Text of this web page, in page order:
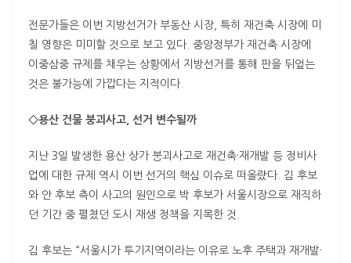
전문가들은 이번 지방선거가 부동산 시장, 특히 재건축 시장에 미
칠 영향은 미미할 것으로 보고 있다. 중앙정부가 재건축 시장에
이중삼중 규제를 채우는 상황에서 지방선거를 통해 판을 뒤엎는
것은 불가능에 가깝다는 지적이다.
◇용산 건물 붕괴사고, 선거 변수될까
지난 3일 발생한 용산 상가 붕괴사고로 재건축·재개발 등 정비사
업에 대한 규제 역시 이번 선거의 핵심 이슈로 떠올랐다. 김 후보
와 안 후보 측이 사고의 원인으로 박 후보가 서울시장으로 재직하
던 기간 중 펼쳤던 도시 재생 정책을 지목한 것.
김 후보는 “서울시가 투기지역이라는 이유로 노후 주택과 재개발·